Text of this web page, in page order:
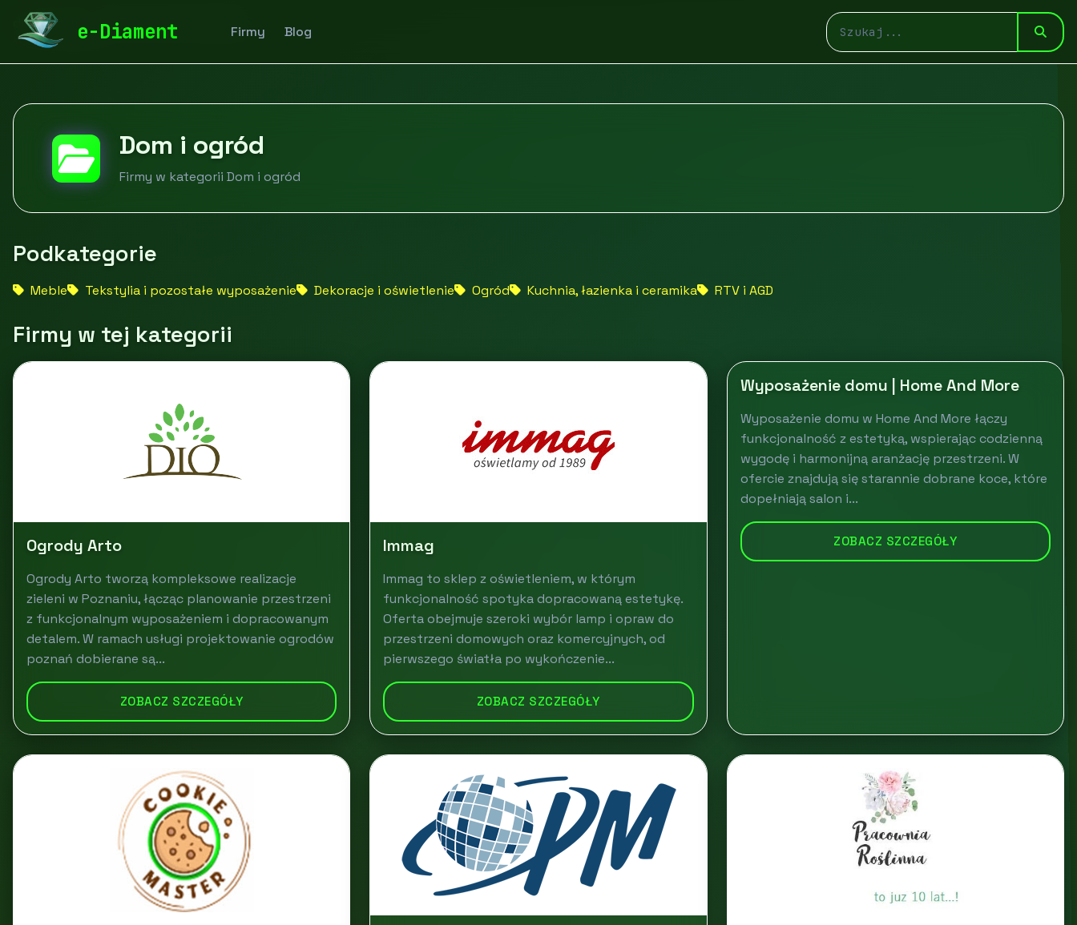
e-Diament Firmy Blog
diamentspa.pl Dom i ogród
Dom i ogród
Firmy w kategorii Dom i ogród
Podkategorie
Meble Tekstylia i pozostałe wyposażenie Dekoracje i oświetlenie Ogród Kuchnia, łazienka i ceramika RTV i AGD
Firmy w tej kategorii
Ogrody Arto
Ogrody Arto tworzą kompleksowe realizacje
zieleni w Poznaniu, łącząc planowanie przestrzeni
z funkcjonalnym wyposażeniem i dopracowanym
detalem. W ramach usługi projektowanie ogrodów
poznań dobierane są...
ZOBACZ SZCZEGÓŁY
Immag
Immag to sklep z oświetleniem, w którym
funkcjonalność spotyka dopracowaną estetykę.
Oferta obejmuje szeroki wybór lamp i opraw do
przestrzeni domowych oraz komercyjnych, od
pierwszego światła po wykończenie...
ZOBACZ SZCZEGÓŁY
Wyposażenie domu | Home And More
Wyposażenie domu w Home And More łączy
funkcjonalność z estetyką, wspierając codzienną
wygodę i harmonijną aranżację przestrzeni. W
ofercie znajdują się starannie dobrane koce, które
dopełniają salon i...
ZOBACZ SZCZEGÓŁY